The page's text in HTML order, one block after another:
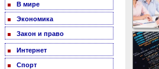
В мире
Экономика
Закон и право
Интернет
Спорт